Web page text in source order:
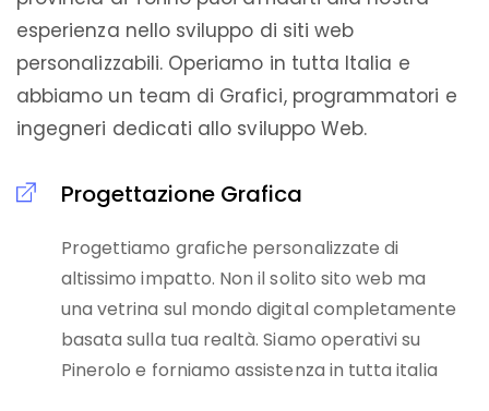
esperienza nello sviluppo di siti web
personalizzabili. Operiamo in tutta Italia e
abbiamo un team di Grafici, programmatori e
ingegneri dedicati allo sviluppo Web.
Progettazione Grafica
Progettiamo grafiche personalizzate di
altissimo impatto. Non il solito sito web ma
una vetrina sul mondo digital completamente
basata sulla tua realtà. Siamo operativi su
Pinerolo e forniamo assistenza in tutta italia